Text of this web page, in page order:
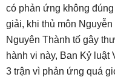
có phản ứng không
giải, khi thủ môn
Nguyên Thành tố gây
hành vi này, Ban Kỷ luật
3 trận vì phản ứng quá